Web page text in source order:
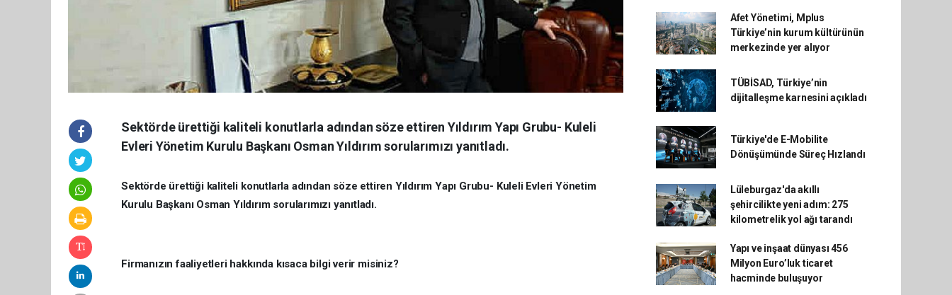
Sektörde ürettiği kaliteli konutlarla adından söze ettiren Yıldırım Yapı Grubu- Kuleli
Evleri Yönetim Kurulu Başkanı Osman Yıldırım sorularımızı yanıtladı.
Sektörde ürettiği kaliteli konutlarla adından söze ettiren Yıldırım Yapı Grubu- Kuleli Evleri Yönetim
Kurulu Başkanı Osman Yıldırım sorularımızı yanıtladı.
Firmanızın faaliyetleri hakkında kısaca bilgi verir misiniz?
Afet Yönetimi, Mplus
Türkiye’nin kurum kültürünün
merkezinde yer alıyor
TÜBİSAD, Türkiye’nin
dijitalleşme karnesini açıkladı
Türkiye'de E-Mobilite
Dönüşümünde Süreç Hızlandı
Lüleburgaz'da akıllı
şehircilikte yeni adım: 275
kilometrelik yol ağı tarandı
Yapı ve inşaat dünyası 456
Milyon Euro’luk ticaret
hacminde buluşuyor